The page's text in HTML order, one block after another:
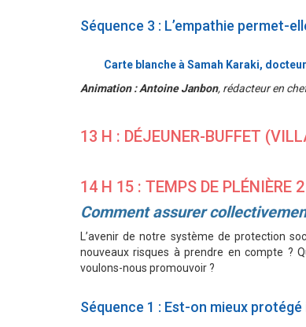
Séquence 3 : L’empathie permet-
Carte blanche à Samah Karaki,
Animation : Antoine Janbon, rédacteur en
13 H : DÉJEUNER-BUFFET
14 H 15 : TEMPS DE PLÉNIÈRE 2
Comment assurer
L’avenir de notre système de protection
nouveaux risques à prendre en compte ?
voulons-nous promouvoir ?
Séquence 1 : Est-on mieux